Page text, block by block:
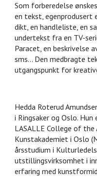
Som forberedelse
en tekst,
dikt, en handleliste, en
undertekst fra en TV-
Paracet, en beskrivelse
sms… Den medbragte
utgangspunkt for
Hedda Roterud
i Ringsaker og Oslo.
LASALLE College of the
Kunstakademiet i Oslo
årsstudium i
utstillingsvirksomhet i
erfaring med